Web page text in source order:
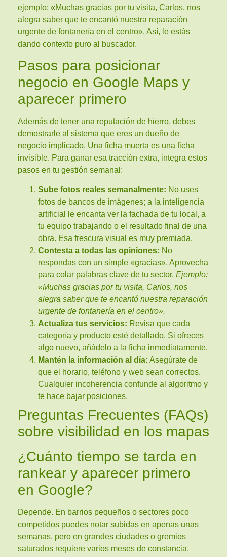
ejemplo: «Muchas gracias por tu visita, Carlos, nos
alegra saber que te encantó nuestra reparación
urgente de fontanería en el centro». Así, le estás
dando contexto puro al buscador.
Pasos para posicionar
negocio en Google Maps y
aparecer primero
Además de tener una reputación de hierro, debes
demostrarle al sistema que eres un dueño de
negocio implicado. Una ficha muerta es una ficha
invisible. Para ganar esa tracción extra, integra estos
pasos en tu gestión semanal:
Sube fotos reales semanalmente: No uses
fotos de bancos de imágenes; a la inteligencia
artificial le encanta ver la fachada de tu local, a
tu equipo trabajando o el resultado final de una
obra. Esa frescura visual es muy premiada.
Contesta a todas las opiniones: No
respondas con un simple «gracias». Aprovecha
para colar palabras clave de tu sector. Ejemplo:
«Muchas gracias por tu visita, Carlos, nos
alegra saber que te encantó nuestra reparación
urgente de fontanería en el centro».
Actualiza tus servicios: Revisa que cada
categoría y producto esté detallado. Si ofreces
algo nuevo, añádelo a la ficha inmediatamente.
Mantén la información al día: Asegúrate de
que el horario, teléfono y web sean correctos.
Cualquier incoherencia confunde al algoritmo y
te hace bajar posiciones.
Preguntas Frecuentes (FAQs)
sobre visibilidad en los mapas
¿Cuánto tiempo se tarda en
rankear y aparecer primero
en Google?
Depende. En barrios pequeños o sectores poco
competidos puedes notar subidas en apenas unas
semanas, pero en grandes ciudades o gremios
saturados requiere varios meses de constancia.